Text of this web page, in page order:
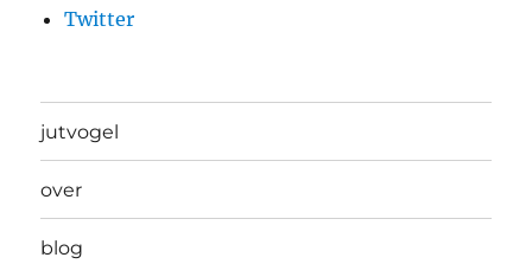
Twitter
jutvogel
over
blog